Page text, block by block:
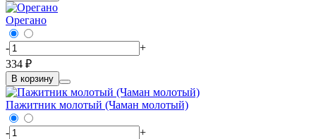
Орегано
-
+
334 ₽
В корзину
Пажитник молотый (Чаман молотый)
-
+